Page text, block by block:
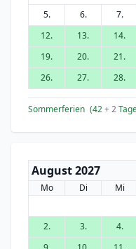
5.
6. 7.
12.
13. 14.
19.
20. 21.
26.
27. 28.
Sommerferien (42+ 2
August 2027
Mo Di Mi
2.
3. 4.